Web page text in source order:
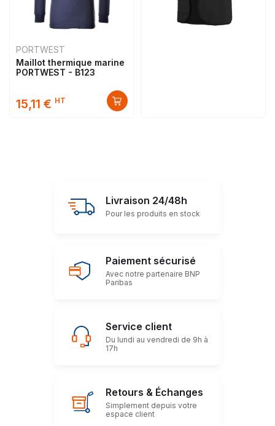
PORTWEST
Maillot thermique marine
PORTWEST - B123
15,11 € HT
Livraison 24/48h
Pour les produits en stock
Paiement sécurisé
Avec notre partenaire BNP
Paribas
Service client
Du lundi au vendredi de 9h à
17h
Retours & Échanges
Simplement depuis votre
espace client